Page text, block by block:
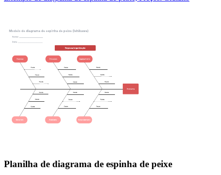
Planilha de diagrama de espinha de peixe